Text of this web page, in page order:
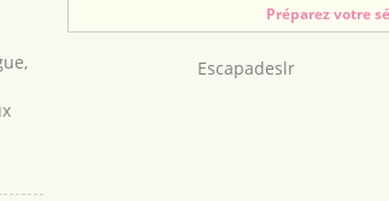
Préparez votre
Escapadeslr